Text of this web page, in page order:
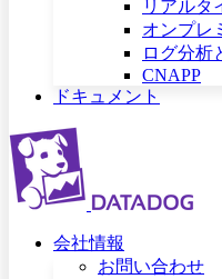
リアルタ
オンプレ
ログ分析
CNAPP
ドキュメント
会社情報
お問い合わせ